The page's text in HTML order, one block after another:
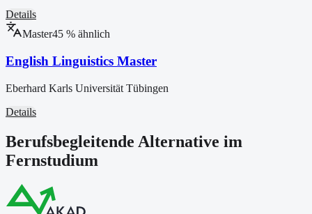
Details
Master45 % ähnlich
English Linguistics Master
Eberhard Karls Universität Tübingen
Details
Berufsbegleitende Alternative im
Fernstudium